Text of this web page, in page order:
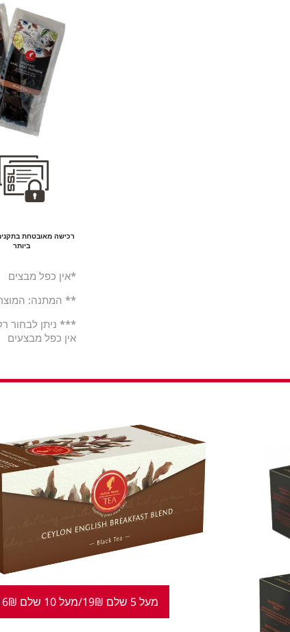
רכישה מאובטחת
ביותר
*אין כפל מבצים
** המתנה: המוצר
*** ניתן לבחור
אין כפל מבצעים
מעל 5 שלם 19₪/מעל 10 שלם 16₪